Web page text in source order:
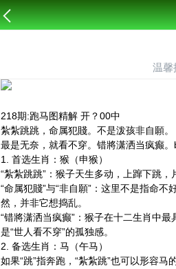
温馨
218期:跑马图精解 开？00中
紮紮跳跳，命属犯賤。不是泼孩非自願。
最是无奈，就看不穿。错將潇洒当疯癫
1. 首选生肖：猴（申猴）
“紮紮跳跳”：猴子天生多动，上蹿下跳，
“命属犯賤”与“非自願”：这里不是指命
然，并非它想捣乱。
“错將潇洒当疯癫”：猴子在十二生肖中
是“世人看不穿”的孤独感。
2. 备选生肖：马（午马）
如果“跳”指奔跑，“紮紮跳”也可以形容马